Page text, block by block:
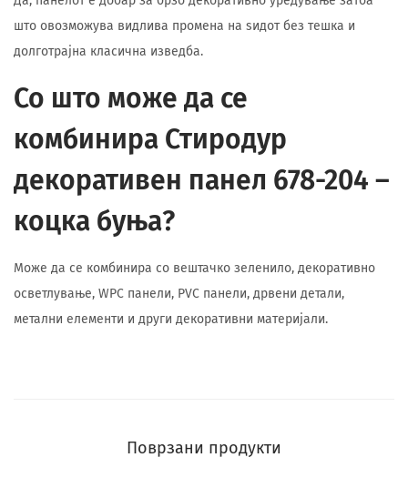
што овозможува видлива промена на ѕидот без тешка и
долготрајна класична изведба.
Со што може да се
комбинира Стиродур
декоративен панел 678-204 –
коцка буња?
Може да се комбинира со вештачко зеленило, декоративно
осветлување, WPC панели, PVC панели, дрвени детали,
метални елементи и други декоративни материјали.
Поврзани продукти